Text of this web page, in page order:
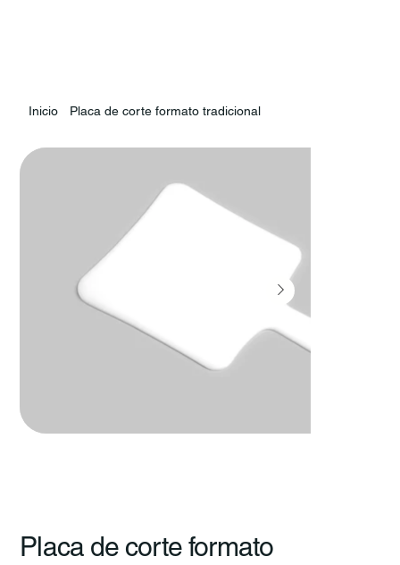
Inicio Placa de corte formato tradicional
Placa de corte formato